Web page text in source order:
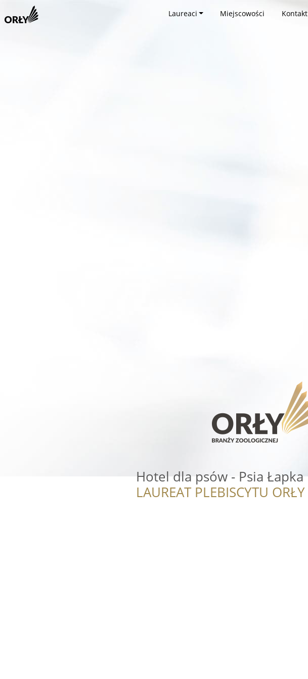
Laureaci Miejscowości Kontakt
Hotel dla psów - Psia Łapka
LAUREAT PLEBISCYTU ORŁY